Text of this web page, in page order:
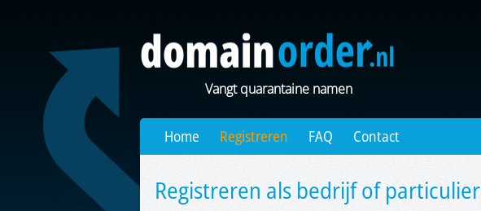
Vangt quarantaine namen
Home Registreren FAQ Contact
Registreren als bedrijf of particulier